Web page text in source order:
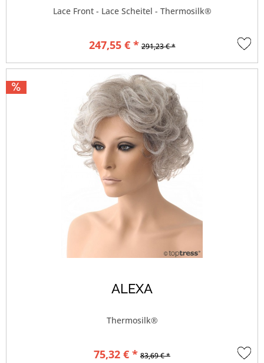
Lace Front - Lace Scheitel - Thermosilk®
247,55 € * 291,23 € *
ALEXA
Thermosilk®
75,32 € * 83,69 € *